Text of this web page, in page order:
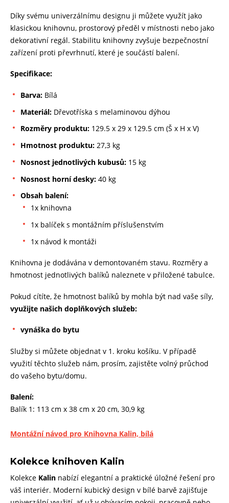
Díky svému univerzálnímu designu ji můžete využít jako
klasickou knihovnu, prostorový předěl v místnosti nebo jako
dekorativní regál. Stabilitu knihovny zvyšuje bezpečnostní
zařízení proti převrhnutí, které je součástí balení.
Specifikace:
Barva: Bílá
Materiál: Dřevotříska s melaminovou dýhou
Rozměry produktu: 129.5 x 29 x 129.5 cm (Š x H x V)
Hmotnost produktu: 27,3 kg
Nosnost jednotlivých kubusů: 15 kg
Nosnost horní desky: 40 kg
Obsah balení:
1x knihovna
1x balíček s montážním příslušenstvím
1x návod k montáži
Knihovna je dodávána v demontovaném stavu. Rozměry a
hmotnost jednotlivých balíků naleznete v přiložené tabulce.
Pokud cítíte, že hmotnost balíků by mohla být nad vaše síly,
využijte našich doplňkových služeb:
vynáška do bytu
Služby si můžete objednat v 1. kroku košíku. V případě
využití těchto služeb nám, prosím, zajistěte volný průchod
do vašeho bytu/domu.
Balení:
Balík 1: 113 cm x 38 cm x 20 cm, 30,9 kg
Montážní návod pro Knihovna Kalin, bílá
Kolekce knihoven Kalin
Kolekce Kalin nabízí elegantní a praktické úložné řešení pro
váš interiér. Moderní kubický design v bílé barvě zajišťuje